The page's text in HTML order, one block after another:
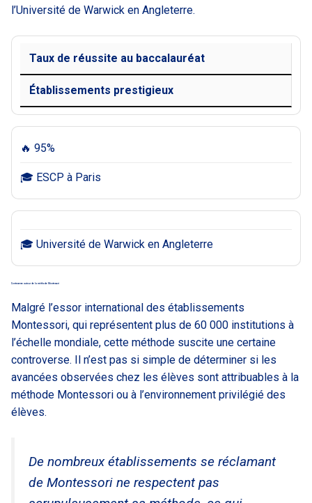
l’Université de Warwick en Angleterre.
Taux de réussite au baccalauréat
Établissements prestigieux
🔥 95%
🎓 ESCP à Paris
🎓 Université de Warwick en Angleterre
Controverse autour de la méthode Montessori
Malgré l’essor international des établissements
Montessori, qui représentent plus de 60 000 institutions à
l’échelle mondiale, cette méthode suscite une certaine
controverse. Il n’est pas si simple de déterminer si les
avancées observées chez les élèves sont attribuables à la
méthode Montessori ou à l’environnement privilégié des
élèves.
De nombreux établissements se réclamant
de Montessori ne respectent pas